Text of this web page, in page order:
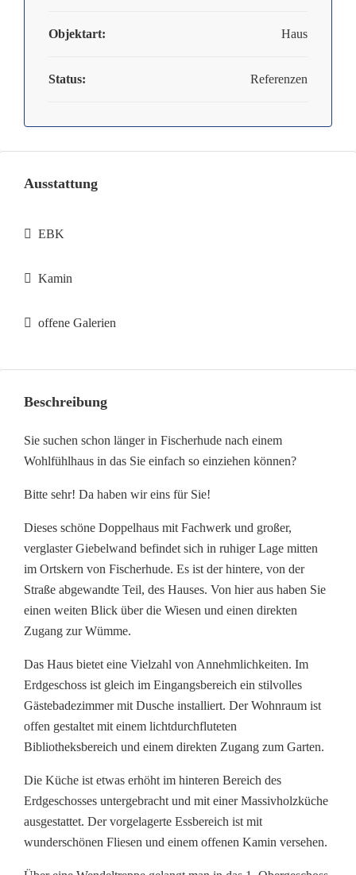
Objektart: Haus
Status: Referenzen
Ausstattung
EBK
Kamin
offene Galerien
Beschreibung
Sie suchen schon länger in Fischerhude nach einem
Wohlfühlhaus in das Sie einfach so einziehen können?
Bitte sehr! Da haben wir eins für Sie!
Dieses schöne Doppelhaus mit Fachwerk und großer,
verglaster Giebelwand befindet sich in ruhiger Lage mitten
im Ortskern von Fischerhude. Es ist der hintere, von der
Straße abgewandte Teil, des Hauses. Von hier aus haben Sie
einen weiten Blick über die Wiesen und einen direkten
Zugang zur Wümme.
Das Haus bietet eine Vielzahl von Annehmlichkeiten. Im
Erdgeschoss ist gleich im Eingangsbereich ein stilvolles
Gästebadezimmer mit Dusche installiert. Der Wohnraum ist
offen gestaltet mit einem lichtdurchfluteten
Bibliotheksbereich und einem direkten Zugang zum Garten.
Die Küche ist etwas erhöht im hinteren Bereich des
Erdgeschosses untergebracht und mit einer Massivholzküche
ausgestattet. Der vorgelagerte Essbereich ist mit
wunderschönen Fliesen und einem offenen Kamin versehen.